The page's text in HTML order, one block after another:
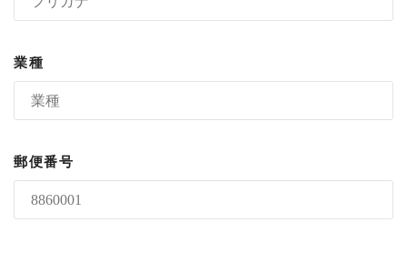
業種
郵便番号